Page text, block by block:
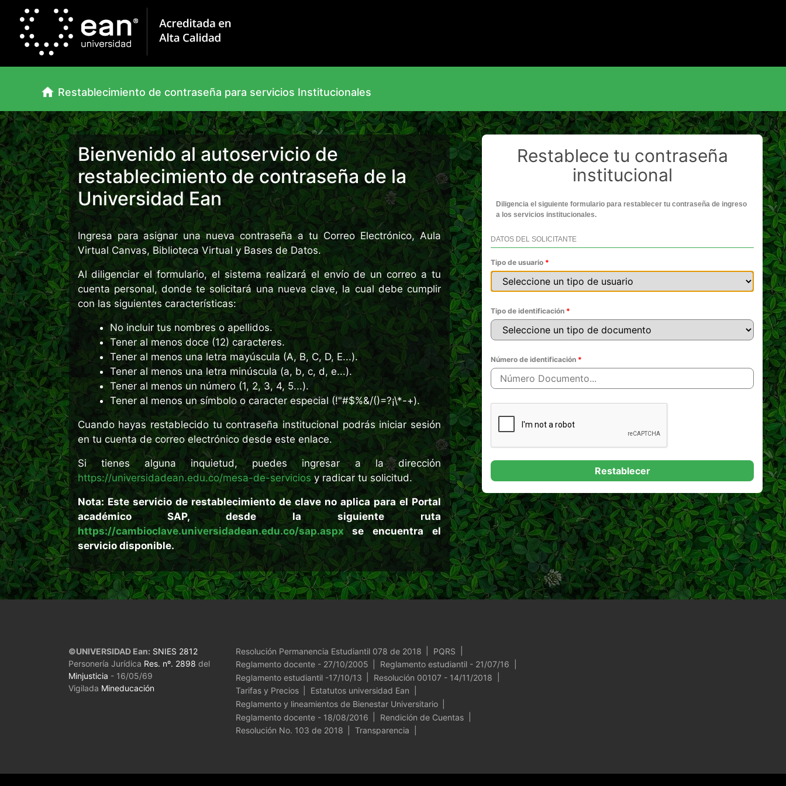
Restablecimiento de contraseña para servicios Institucionales
Bienvenido al autoservicio de
restablecimiento de contraseña de la
Universidad Ean
Ingresa para asignar una nueva contraseña a tu Correo Electrónico, Aula
Virtual Canvas, Biblioteca Virtual y Bases de Datos.
Al diligenciar el formulario, el sistema realizará el envío de un correo a tu
cuenta personal, donde te solicitará una nueva clave, la cual debe cumplir
con las siguientes características:
No incluir tus nombres o apellidos.
Tener al menos doce (12) caracteres.
Tener al menos una letra mayúscula (A, B, C, D, E...).
Tener al menos una letra minúscula (a, b, c, d, e...).
Tener al menos un número (1, 2, 3, 4, 5...).
Tener al menos un símbolo o caracter especial (!"#$%&/()=?¡\*-+).
Cuando hayas restablecido tu contraseña institucional podrás iniciar sesión
en tu cuenta de correo electrónico desde este enlace.
Si tienes alguna inquietud, puedes ingresar a la dirección
https://universidadean.edu.co/mesa-de-serviciosy radicar tu solicitud.
Nota: Este servicio de restablecimiento de clave no aplica para el Portal
académico SAP, desde la siguiente ruta
https://cambioclave.universidadean.edu.co/sap.aspxse encuentra el
servicio disponible.
Restablece tu contraseña
institucional
Diligencia el siguiente formulario para restablecer tu contraseña de ingreso
a los servicios institucionales.
DATOS DEL SOLICITANTE
Tipo de usuario
Tipo de identificación
Número de identificación
©UNIVERSIDAD Ean: SNIES 2812
Personería Jurídica Res. nº. 2898 del
Minjusticia - 16/05/69
Vigilada Mineducación
Legales
Resolución Permanencia Estudiantil 078 de 2018
PQRS
Reglamento docente - 27/10/2005
Reglamento estudiantil - 21/07/16
Reglamento estudiantil -17/10/13
Resolución 00107 - 14/11/2018
Tarifas y Precios
Estatutos universidad Ean
Reglamento y lineamientos de Bienestar Universitario
Reglamento docente - 18/08/2016
Rendición de Cuentas
Resolución No. 103 de 2018
Transparencia